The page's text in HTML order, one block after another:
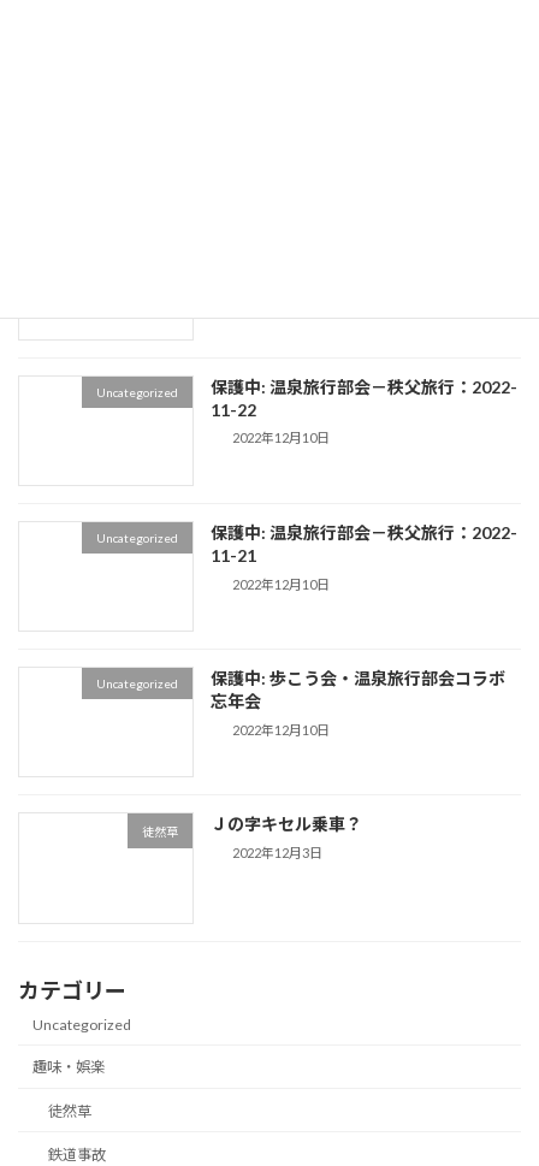
Uncategorized
保護中: 温泉旅行部会－秩父旅行：2022-
11-22
2022年12月10日
Uncategorized
保護中: 温泉旅行部会－秩父旅行：2022-
11-21
2022年12月10日
Uncategorized
保護中: 歩こう会・温泉旅行部会コラボ
忘年会
2022年12月10日
徒然草 Ｊの字キセル乗車？
2022年12月3日
カテゴリー
Uncategorized
趣味・娯楽
徒然草
鉄道事故